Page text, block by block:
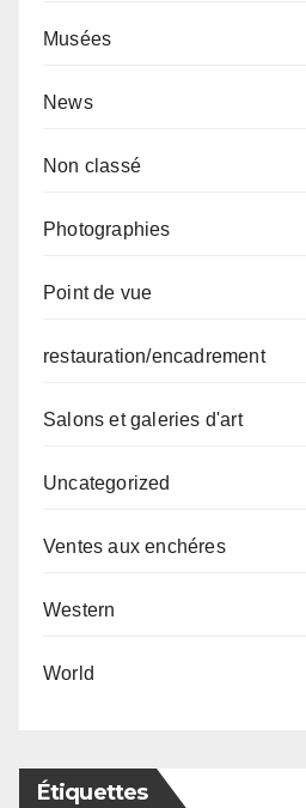
Musées
News
Non classé
Photographies
Point de vue
restauration/encadrement
Salons et galeries d'art
Uncategorized
Ventes aux enchéres
Western
World
Étiquettes